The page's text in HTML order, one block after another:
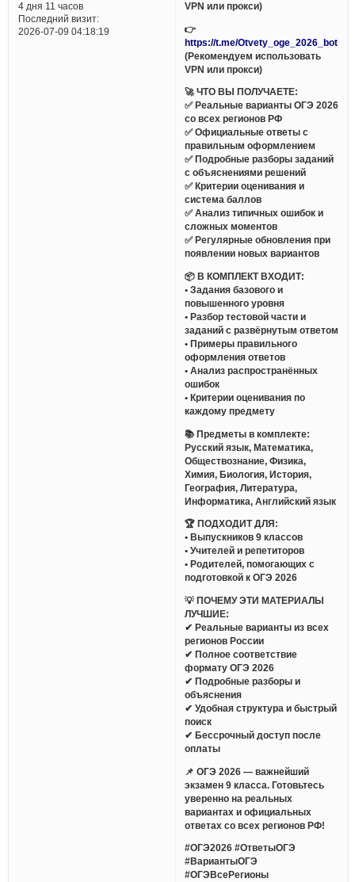
4 дня 11 часов
Последний визит:
2026-07-09 04:18:19
VPN или прокси)
👉
https://t.me/Otvety_oge_2026_bot
(Рекомендуем использовать
VPN или прокси)
🚀 ЧТО ВЫ ПОЛУЧАЕТЕ:
✅ Реальные варианты ОГЭ 2026
со всех регионов РФ
✅ Официальные ответы с
правильным оформлением
✅ Подробные разборы заданий
с объяснениями решений
✅ Критерии оценивания и
система баллов
✅ Анализ типичных ошибок и
сложных моментов
✅ Регулярные обновления при
появлении новых вариантов
📦 В КОМПЛЕКТ ВХОДИТ:
• Задания базового и
повышенного уровня
• Разбор тестовой части и
заданий с развёрнутым ответом
• Примеры правильного
оформления ответов
• Анализ распространённых
ошибок
• Критерии оценивания по
каждому предмету
📚 Предметы в комплекте:
Русский язык, Математика,
Обществознание, Физика,
Химия, Биология, История,
География, Литература,
Информатика, Английский язык
🏆 ПОДХОДИТ ДЛЯ:
• Выпускников 9 классов
• Учителей и репетиторов
• Родителей, помогающих с
подготовкой к ОГЭ 2026
💡 ПОЧЕМУ ЭТИ МАТЕРИАЛЫ
ЛУЧШИЕ:
✔ Реальные варианты из всех
регионов России
✔ Полное соответствие
формату ОГЭ 2026
✔ Подробные разборы и
объяснения
✔ Удобная структура и быстрый
поиск
✔ Бессрочный доступ после
оплаты
📌 ОГЭ 2026 — важнейший
экзамен 9 класса. Готовьтесь
уверенно на реальных
вариантах и официальных
ответах со всех регионов РФ!
#ОГЭ2026 #ОтветыОГЭ
#ВариантыОГЭ
#ОГЭВсеРегионы